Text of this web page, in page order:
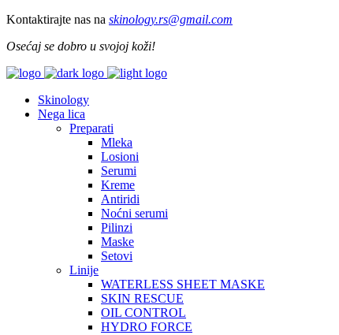
Kontaktirajte nas na skinology.rs@gmail.com
Osećaj se dobro u svojoj koži!
Skinology
Nega lica
Preparati
Mleka
Losioni
Serumi
Kreme
Antiridi
Noćni serumi
Pilinzi
Maske
Setovi
Linije
WATERLESS SHEET MASKE
SKIN RESCUE
OIL CONTROL
HYDRO FORCE